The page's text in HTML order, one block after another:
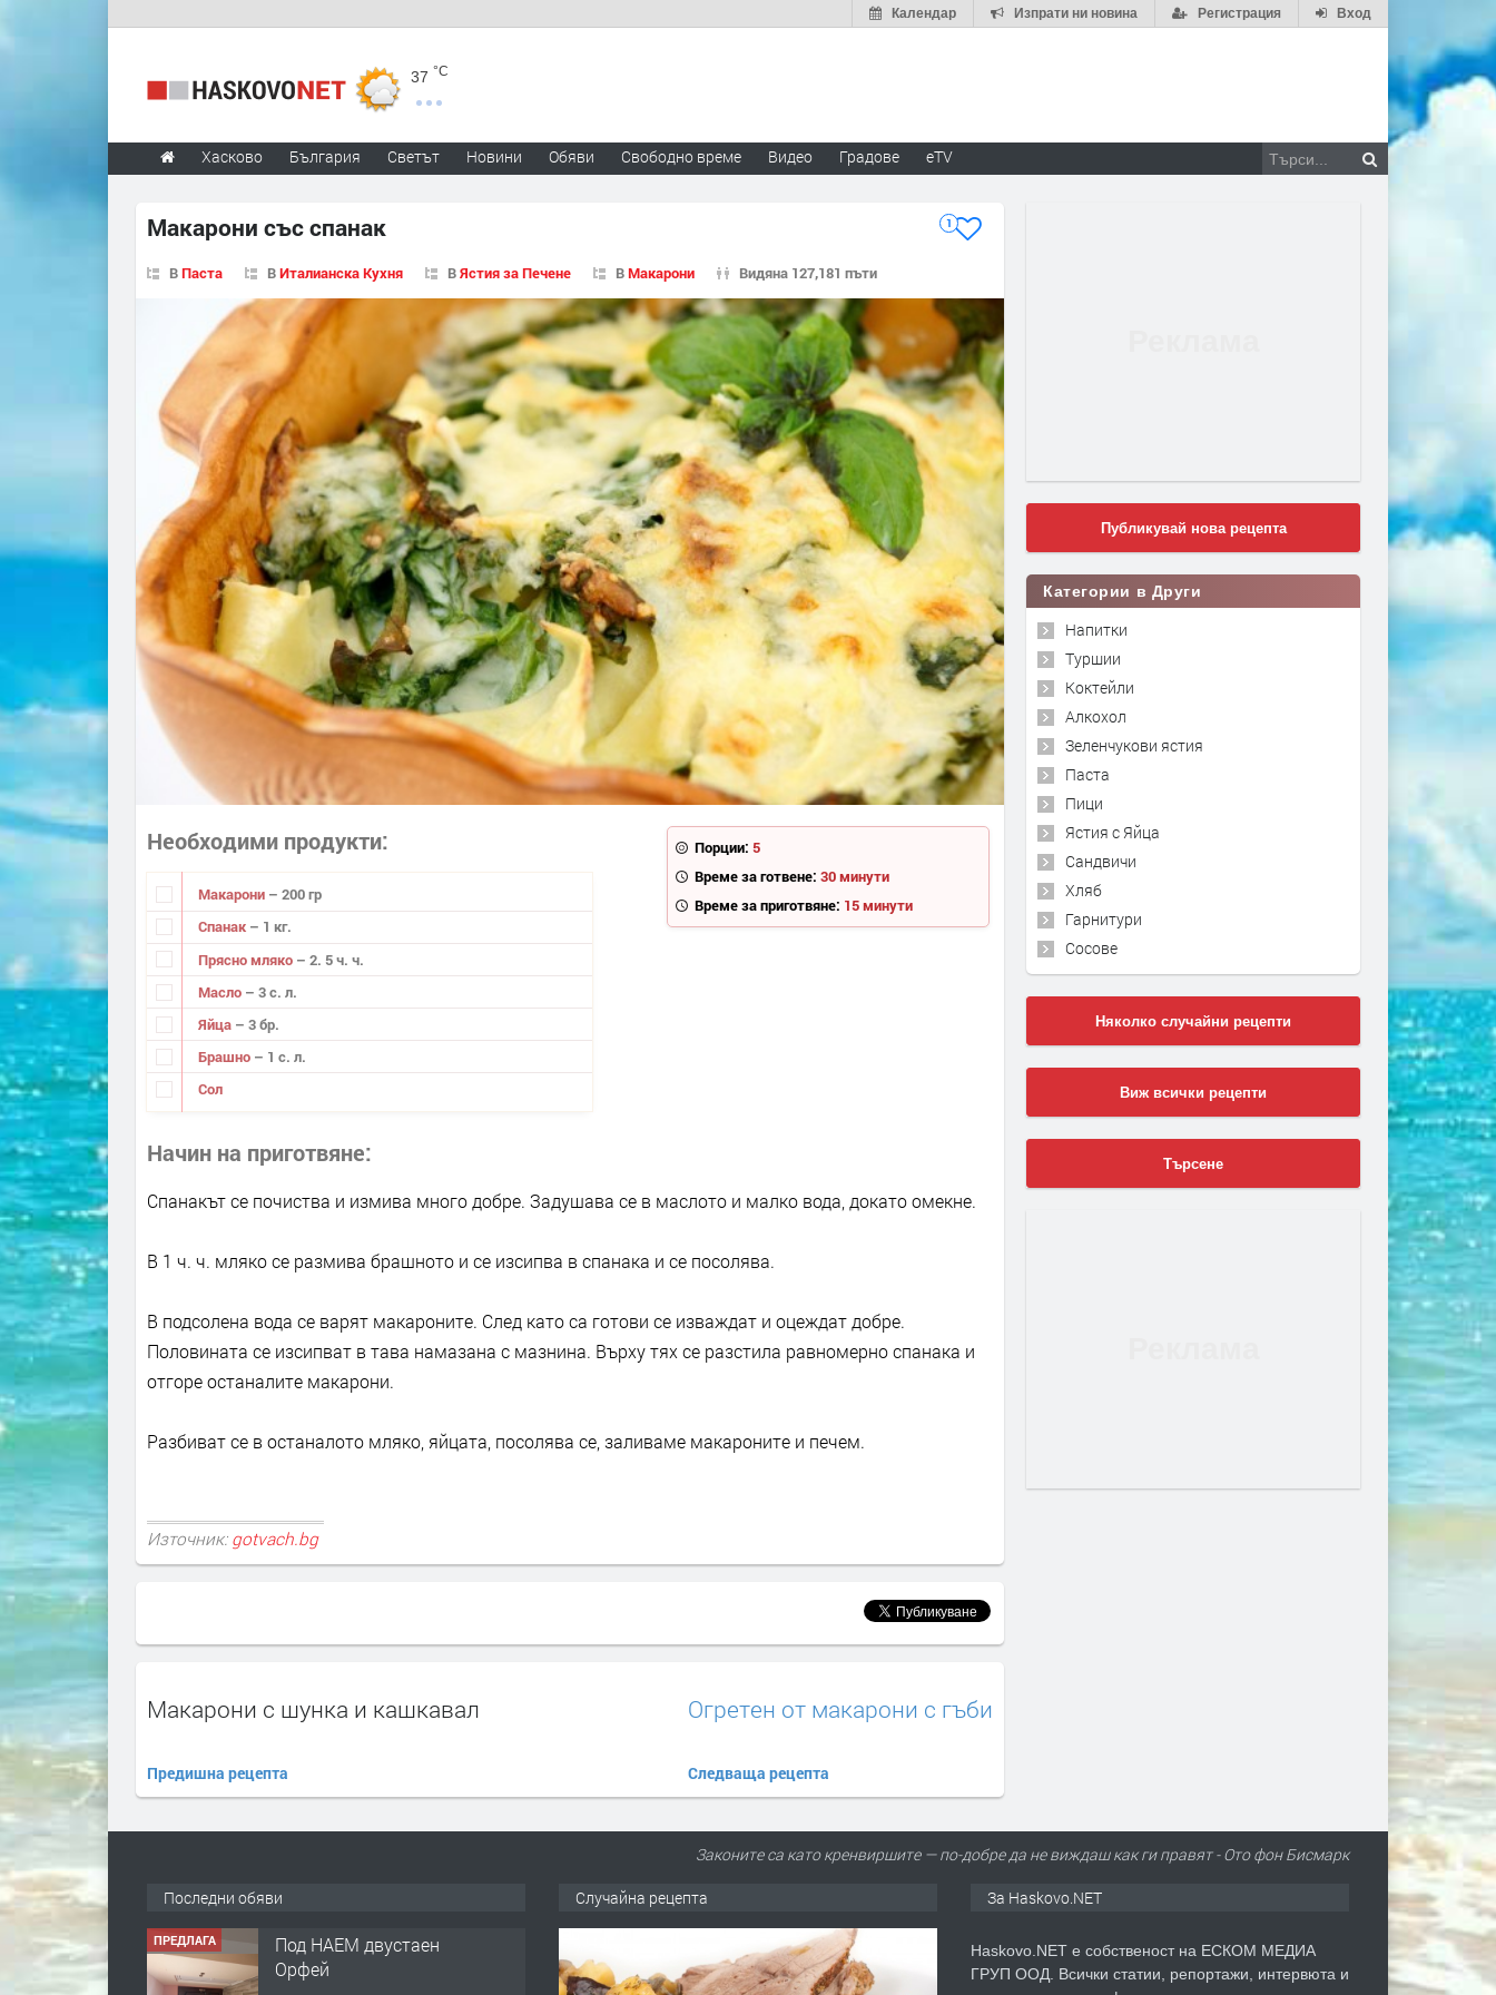
Вход
Регистрация
Изпрати ни новина
Календар
37 °C
Хасково България Светът Новини Обяви Свободно време Видео Градове eTV
Макарони със спанак 1
ВПаста ВИталианска Кухня ВЯстия за Печене ВМакарони Видяна 127,181 пъти
Порции: 5
Време за готвене: 30 минути
Време за приготвяне: 15 минути
Необходими продукти
Макарони – 200 гр
Спанак – 1 кг.
Прясно мляко – 2. 5 ч. ч.
Масло – 3 с. л.
Яйца – 3 бр.
Брашно – 1 с. л.
Сол
Начин на приготвяне
Спанакът се почиства и измива много добре. Задушава се в маслото и малко вода, докато омекне.
В 1 ч. ч. мляко се размива брашното и се изсипва в спанака и се посолява.
В подсолена вода се варят макароните. След като са готови се изваждат и оцеждат добре.
Половината се изсипват в тава намазана с мазнина. Върху тях се разстила равномерно спанака и
отгоре останалите макарони.
Разбиват се в останалото мляко, яйцата, посолява се, заливаме макароните и печем.
Източник: gotvach.bg
Макарони с шунка и кашкавал
Предишна рецепта
Огретен от макарони с гъби
Следваща рецепта
Публикувай нова рецепта
Категории в Други
Напитки
Туршии
Коктейли
Алкохол
Зеленчукови ястия
Паста
Пици
Ястия с Яйца
Сандвичи
Хляб
Гарнитури
Сосове
Няколко случайни рецепти
Виж всички рецепти
Търсене
Законите са като кренвиршите — по-добре да не виждаш как ги правят - Ото фон Бисмарк
Последни обяви
ПРЕДЛАГА
Под НАЕМ двустаен
Орфей
Случайна рецепта За Haskovo.NET
Haskovo.NET е собственост на ЕСКОМ МЕДИА
ГРУП ООД. Всички статии, репортажи, интервюта и